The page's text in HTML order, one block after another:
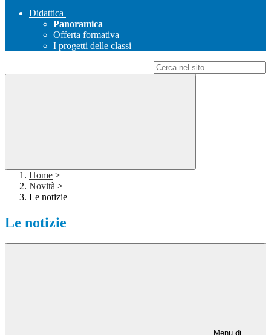
Didattica
Panoramica
Offerta formativa
I progetti delle classi
Home >
Novità >
Le notizie
Le notizie
Menu di